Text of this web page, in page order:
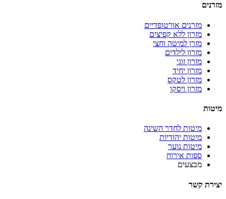
מזרנים
מזרנים אורטופדיים
מזרון ללא קפיצים
מזרן למיטה וחצי
מזרון לילדים
מזרון זוגי
מזרון יחיד
מזרון לטקס
מזרון ויסקו
מיטות
מיטות לחדר השינה
מיטות יהודיות
מיטות נוער
ספות אירוח
מבצעים
יצירת קשר